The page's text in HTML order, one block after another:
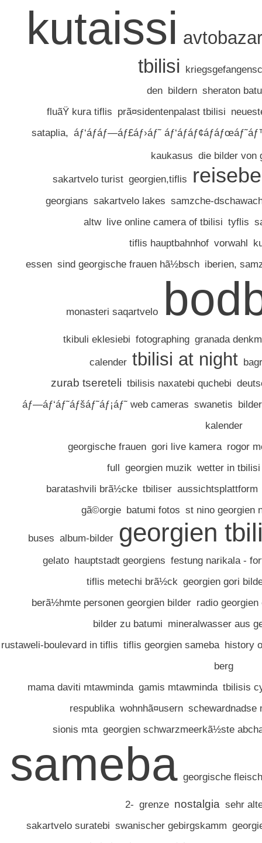
kutaissi
tbilisi
den bildern sheraton
fluãŸ kura tiflis prã¤sidentenpalast tbilisi
sataplia, áƒ‘áƒáƒ—áƒ£áƒ›áƒ˜
kaukasus die bilder von
sakartvelo turist georgien,tiflis
georgians sakartvelo lakes samzche-
altw live online camera of tbilisi tyflis
tiflis hauptbahnhof vorwahl
essen sind georgische frauen hã½bsch iberien,
monasteri saqartvelo
tkibuli eklesiebi fotographing granada
calender tbilisi at night
zurab tsereteli tbilisis naxatebi quchebi
áƒ—áƒ‘áƒ˜áƒšáƒ˜áƒ¡áƒ˜ web cameras swanetis
kalender
georgische frauen gori live kamera rogor
full georgien muzik wetter in tbilisi
baratashvili brã½cke tbiliser aussichtsplattform
gã©orgie batumi fotos st nino georgien
buses album-bilder georgien
gelato hauptstadt georgiens festung narikala -
tiflis metechi brã½ck georgien gori
berã½hmte personen georgien bilder radio
bilder zu batumi mineralwasser aus
rustaweli-boulevard in tiflis tiflis georgien sameba history
berg
mama daviti mtawminda gamis mtawminda tbilisis
respublika wohnhã¤usern schewardnadse
sionis mta georgien schwarzmeerkã½ste
sameba georgische
2- grenze nostalgia sehr
sakartvelo suratebi swanischer gebirgskamm